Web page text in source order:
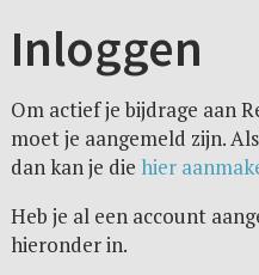
Inloggen
Om actief je bijdrage aan
moet je aangemeld zijn.
dan kan je die hier
Heb je al een account
hieronder in.